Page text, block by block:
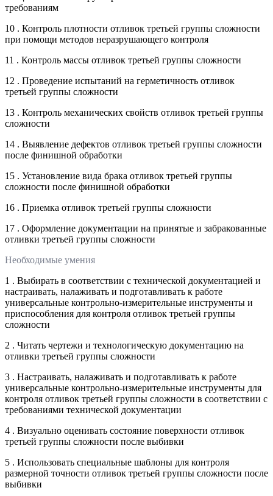
требованиям
10 . Контроль плотности отливок третьей группы сложности
при помощи методов неразрушающего контроля
11 . Контроль массы отливок третьей группы сложности
12 . Проведение испытаний на герметичность отливок
третьей группы сложности
13 . Контроль механических свойств отливок третьей группы
сложности
14 . Выявление дефектов отливок третьей группы сложности
после финишной обработки
15 . Установление вида брака отливок третьей группы
сложности после финишной обработки
16 . Приемка отливок третьей группы сложности
17 . Оформление документации на принятые и забракованные
отливки третьей группы сложности
Необходимые умения
1 . Выбирать в соответствии с технической документацией и
настраивать, налаживать и подготавливать к работе
универсальные контрольно-измерительные инструменты и
приспособления для контроля отливок третьей группы
сложности
2 . Читать чертежи и технологическую документацию на
отливки третьей группы сложности
3 . Настраивать, налаживать и подготавливать к работе
универсальные контрольно-измерительные инструменты для
контроля отливок третьей группы сложности в соответствии с
требованиями технической документации
4 . Визуально оценивать состояние поверхности отливок
третьей группы сложности после выбивки
5 . Использовать специальные шаблоны для контроля
размерной точности отливок третьей группы сложности после
выбивки